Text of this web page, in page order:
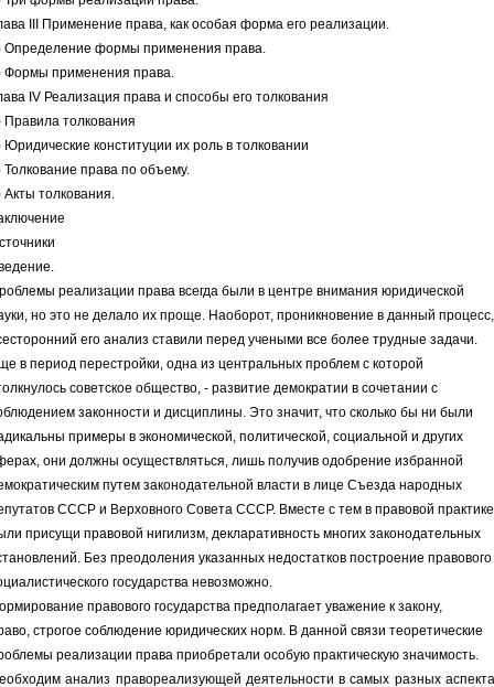
III Применение права, как особая форма его реализации.
Определение формы применения права.
Формы применения права.
IV Реализация права и способы его толкования
Правила толкования
Юридические конституции их роль в толковании
Толкование права по объему.
Акты толкования.
реализации права всегда были в центре внимания юридической
но это не делало их проще. Наоборот, проникновение в данный процесс,
его анализ ставили перед учеными все более трудные задачи.
в период перестройки, одна из центральных проблем с которой
советское общество, - развитие демократии в сочетании с
законности и дисциплины. Это значит, что сколько бы ни были
примеры в экономической, политической, социальной и других
они должны осуществляться, лишь получив одобрение избранной
путем законодательной власти в лице Съезда народных
СССР и Верховного Совета СССР. Вместе с тем в правовой практике
присущи правовой нигилизм, декларативность многих законодательных
Без преодоления указанных недостатков построение правового
государства невозможно.
правового государства предполагает уважение к закону,
строгое соблюдение юридических норм. В данной связи теоретические
реализации права приобретали особую практическую значимость.
анализ правореализующей деятельности в самых разных